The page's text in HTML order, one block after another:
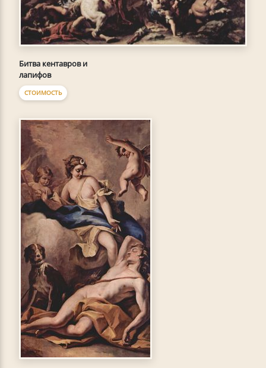
Битва кентавров и
лапифов
СТОИМОСТЬ